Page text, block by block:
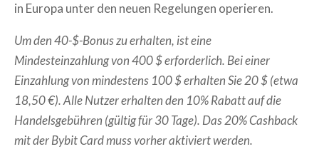
in Europa unter den neuen Regelungen operieren.
Um den 40-$-Bonus zu erhalten, ist eine
Mindesteinzahlung von 400 $ erforderlich. Bei einer
Einzahlung von mindestens 100 $ erhalten Sie 20 $ (etwa
18,50 €). Alle Nutzer erhalten den 10% Rabatt auf die
Handelsgebühren (gültig für 30 Tage). Das 20% Cashback
mit der Bybit Card muss vorher aktiviert werden.